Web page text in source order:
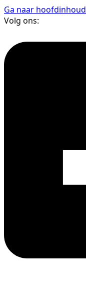
Ga naar hoofdinhoud
Volg ons: